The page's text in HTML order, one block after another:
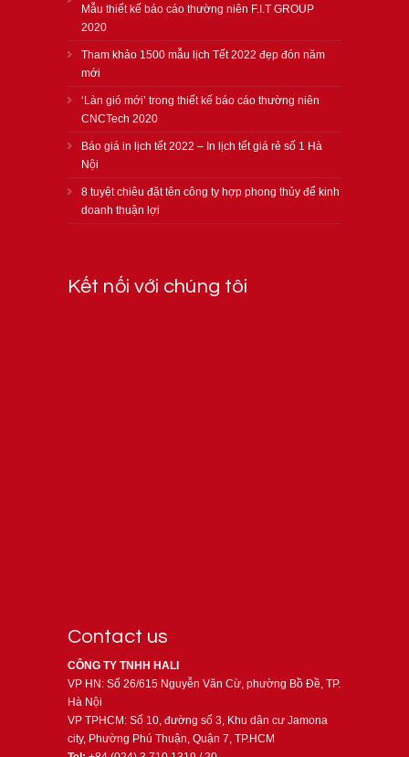
Mẫu thiết kế báo cáo thường niên F.I.T GROUP
2020
Tham khảo 1500 mẫu lịch Tết 2022 đẹp đón năm
mới
‘Làn gió mới’ trong thiết kế báo cáo thường niên
CNCTech 2020
Báo giá in lịch tết 2022 – In lịch tết giá rẻ số 1 Hà
Nội
8 tuyệt chiêu đặt tên công ty hợp phong thủy để kinh
doanh thuận lợi
Kết nối với chúng tôi
Contact us
CÔNG TY TNHH HALI
VP HN: Số 26/615 Nguyễn Văn Cừ, phường Bồ Đề, TP.
Hà Nội
VP TPHCM: Số 10, đường số 3, Khu dân cư Jamona
city, Phường Phú Thuận, Quận 7, TP.HCM